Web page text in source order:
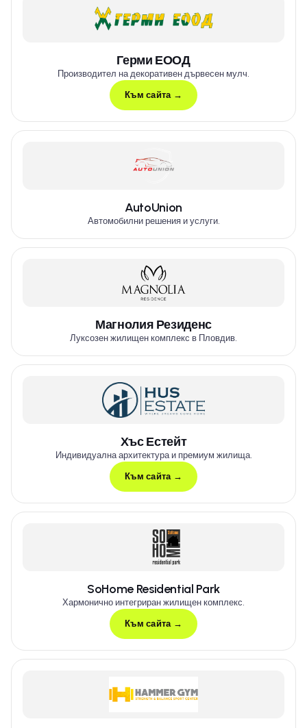
Герми ЕООД
Производител на декоративен дървесен мулч.
Към сайта →
AutoUnion
Автомобилни решения и услуги.
Магнолия Резиденс
Луксозен жилищен комплекс в Пловдив.
Хъс Естейт
Индивидуална архитектура и премиум жилища.
Към сайта →
SoHome Residential Park
Хармонично интегриран жилищен комплекс.
Към сайта →